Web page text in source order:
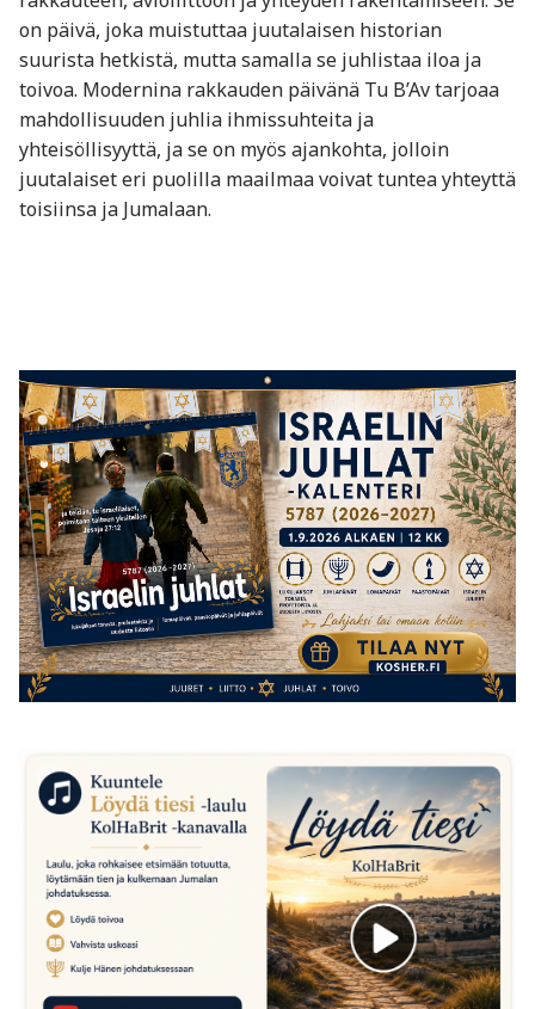
on päivä, joka muistuttaa juutalaisen historian
suurista hetkistä, mutta samalla se juhlistaa iloa ja
toivoa. Modernina rakkauden päivänä Tu B’Av tarjoaa
mahdollisuuden juhlia ihmissuhteita ja
yhteisöllisyyttä, ja se on myös ajankohta, jolloin
juutalaiset eri puolilla maailmaa voivat tuntea yhteyttä
toisiinsa ja Jumalaan.